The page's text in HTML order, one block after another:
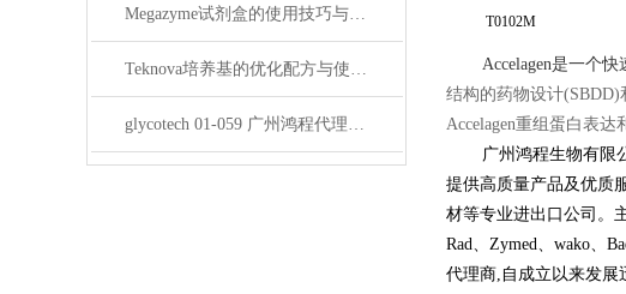
Megazyme试剂盒的使用技巧与实验优化方法
Teknova培养基的优化配方与使用技巧
glycotech 01-059 广州鸿程代理：开启糖生物学研究新征程
T0102M
Accelagen是一个
结构的药物设计(SBDD)
Accelagen重组蛋白表
广州鸿程生物有限
提供高质量产品及优质
材等专业进出口公司。主
Rad、Zymed、wako、
代理商,自成立以来发展